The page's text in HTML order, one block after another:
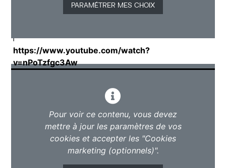
PARAMÉTRER MES CHOIX
T
https://www.youtube.com/watch?
v=nPoTzfgc3Aw
Pour voir ce contenu, vous devez
mettre à jour les paramètres de vos
cookies et accepter les "Cookies
marketing (optionnels)".